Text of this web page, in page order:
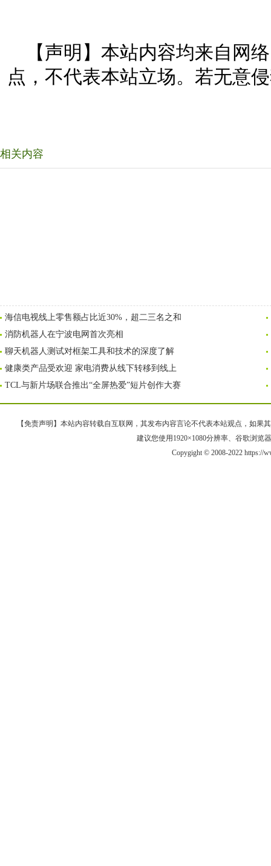
【声明】本站内容均来自网
点，不代表本站立场。若无意
相关内容
海信电视线上零售额占比近30%，超二三名之和
消防机器人在宁波电网首次亮相
聊天机器人测试对框架工具和技术的深度了解
健康类产品受欢迎 家电消费从线下转移到线上
TCL与新片场联合推出“全屏热爱”短片创作大赛
【免责声明】本站内容转载自互联网，其发布内容言论不代表本站观点，如果
建议您使用1920×1080分辨率、谷歌浏览
Copygight © 2008-2022 https://